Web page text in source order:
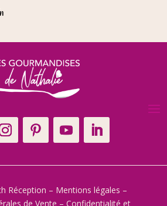
Réception – Mentions légales –
de Vente –Confidentialité et